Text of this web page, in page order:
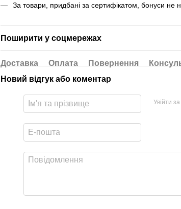
За товари, придбані за сертифікатом, бонуси не
Поширити у соцмережах
Доставка Оплата Повернення
Новий відгук або коментар
Увійти